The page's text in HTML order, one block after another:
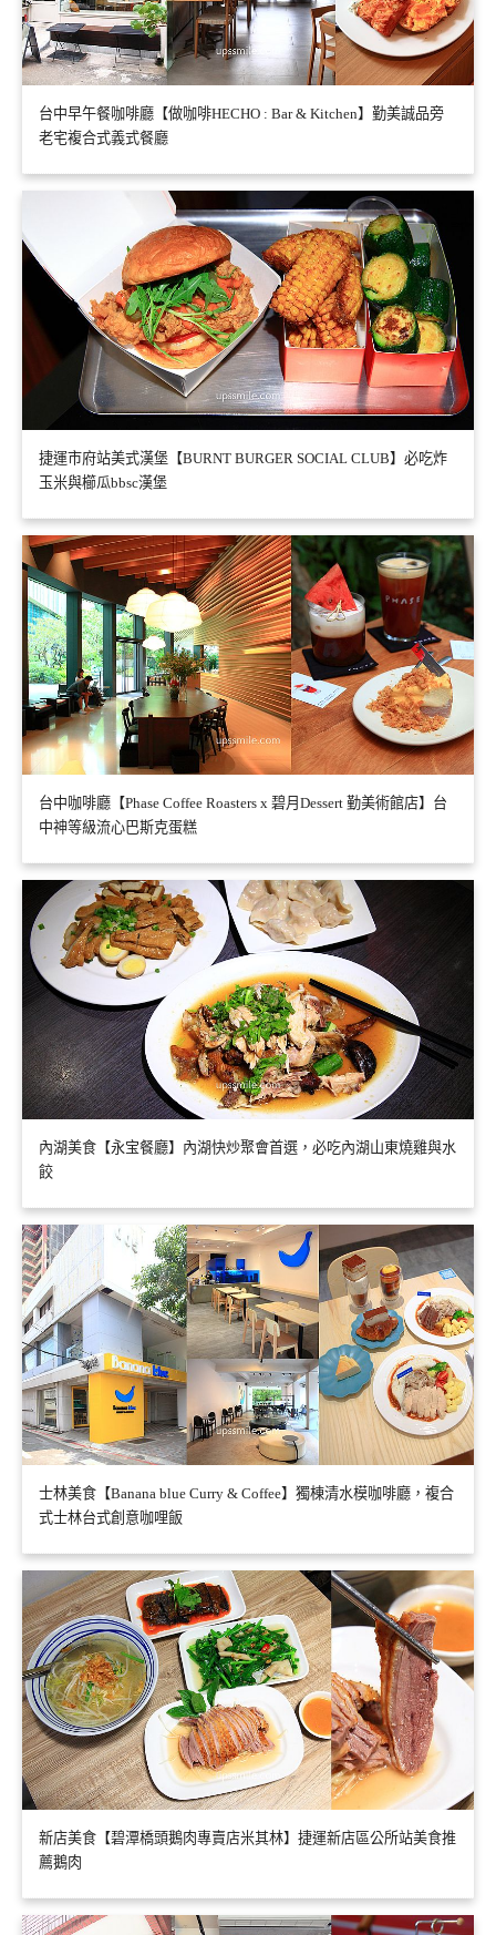
台中早午餐咖啡廳【做咖啡HECHO : Bar & Kitchen】勤美誠品旁
老宅複合式義式餐廳
捷運市府站美式漢堡【BURNT BURGER SOCIAL CLUB】必吃炸
玉米與櫛瓜bbsc漢堡
台中咖啡廳【Phase Coffee Roasters x 碧月Dessert 勤美術館店】台
中神等級流心巴斯克蛋糕
內湖美食【永宝餐廳】內湖快炒聚會首選，必吃內湖山東燒雞與水
餃
士林美食【Banana blue Curry & Coffee】獨棟清水模咖啡廳，複合
式士林台式創意咖哩飯
新店美食【碧潭橋頭鵝肉專賣店米其林】捷運新店區公所站美食推
薦鵝肉